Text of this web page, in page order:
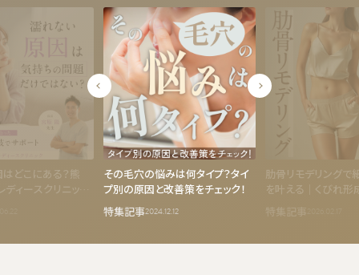
どこにある？熊
ディースクリニック
その毛穴の悩みは何タイプ？タイ
プ別の原因と改善策をチェック！
特集記事2024.12.12
肋骨リモデリングで
を叶える｜くびれ形
骨から整えるボディ
特集記事